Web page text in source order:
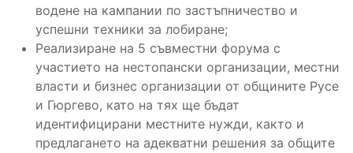
водене на кампании по застъпничество и
успешни техники за лобиране;
Реализиране на 5 съвместни форума с
участието на нестопански организации, местни
власти и бизнес организации от общините Русе
и Гюргево, като на тях ще бъдат
идентифицирани местните нужди, както и
предлагането на адекватни решения за общите